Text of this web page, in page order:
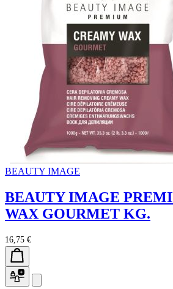
BEAUTY IMAGE
BEAUTY IMAGE
WAX GOURMET KG.
16,75 €